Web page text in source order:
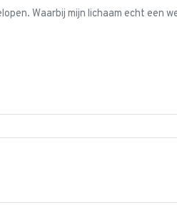
Waarbij mijn lichaam echt een